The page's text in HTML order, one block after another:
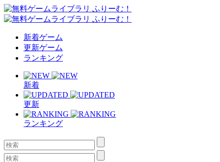
新着ゲーム
更新ゲーム
ランキング
新着
更新
ランキング